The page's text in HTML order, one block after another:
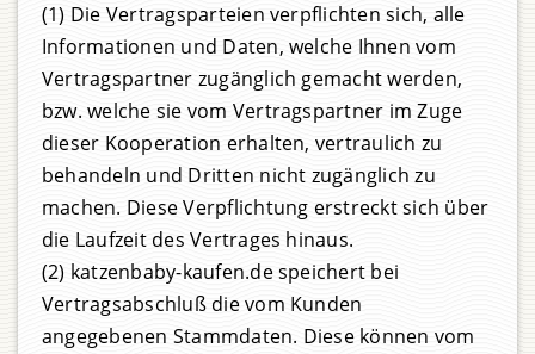
(1) Die Vertragsparteien verpflichten sich, alle
Informationen und Daten, welche Ihnen vom
Vertragspartner zugänglich gemacht werden,
bzw. welche sie vom Vertragspartner im Zuge
dieser Kooperation erhalten, vertraulich zu
behandeln und Dritten nicht zugänglich zu
machen. Diese Verpflichtung erstreckt sich über
die Laufzeit des Vertrages hinaus.
(2) katzenbaby-kaufen.de speichert bei
Vertragsabschluß die vom Kunden
angegebenen Stammdaten. Diese können vom